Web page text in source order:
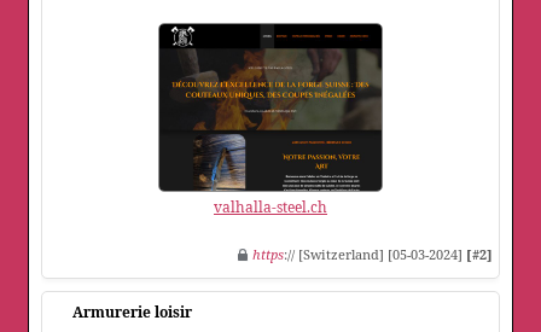
valhalla-steel.ch
https:// [Switzerland] [05-03-2024] [#2]
Armurerie loisir